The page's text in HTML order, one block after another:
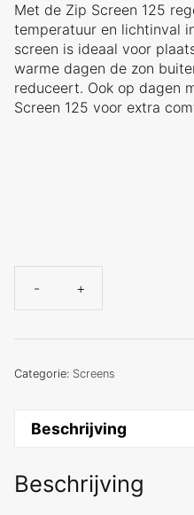
Met de Zip Screen 125
temperatuur en lichtinval
screen is ideaal voor
warme dagen de zon
reduceert. Ook op dagen
Screen 125 voor extra
-
Screen
125
aantal
+
Categorie: Screens
Beschrijving
Beschrijving